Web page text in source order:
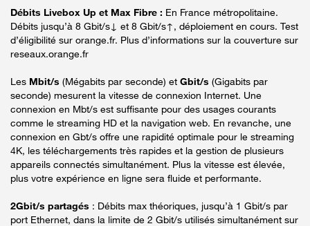
Débits Livebox Up et Max Fibre : En France métropolitaine.
Débits jusqu’à 8 Gbit/s↓ et 8 Gbit/s↑, déploiement en cours. Test
d’éligibilité sur orange.fr. Plus d’informations sur la couverture sur
reseaux.orange.fr
Les Mbit/s (Mégabits par seconde) et Gbit/s (Gigabits par
seconde) mesurent la vitesse de connexion Internet. Une
connexion en Mbt/s est suffisante pour des usages courants
comme le streaming HD et la navigation web. En revanche, une
connexion en Gbt/s offre une rapidité optimale pour le streaming
4K, les téléchargements très rapides et la gestion de plusieurs
appareils connectés simultanément. Plus la vitesse est élevée,
plus votre expérience en ligne sera fluide et performante.
2Gbit/s partagés : Débits max théoriques, jusqu’à 1 Gbit/s par
port Ethernet, dans la limite de 2 Gbit/s utilisés simultanément sur